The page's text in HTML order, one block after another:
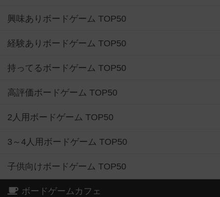
興味ありボードゲーム TOP50
経験ありボードゲーム TOP50
持ってるボードゲーム TOP50
高評価ボードゲーム TOP50
2人用ボードゲーム TOP50
3～4人用ボードゲーム TOP50
子供向けボードゲーム TOP50
ボードゲームカフェ